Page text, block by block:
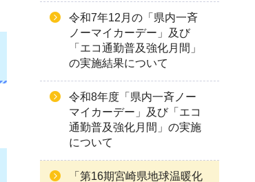
令和7年12月の「県内一斉
ノーマイカーデー」及び
「エコ通勤普及強化月間」
の実施結果について
令和8年度「県内一斉ノー
マイカーデー」及び「エコ
通勤普及強化月間」の実施
について
「第16期宮崎県地球温暖化